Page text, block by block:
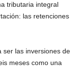
tributaria integral
las retenciones
ser las inversiones de
meses como una